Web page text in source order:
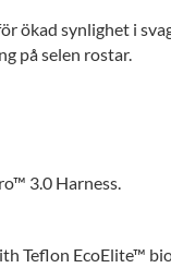
ökad synlighet i
på selen rostar.
3.0 Harness.
Teflon EcoElite™